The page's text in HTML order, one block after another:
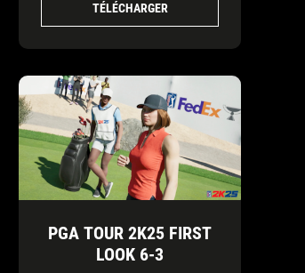
TÉLÉCHARGER
PGA TOUR 2K25 FIRST
LOOK 6-3